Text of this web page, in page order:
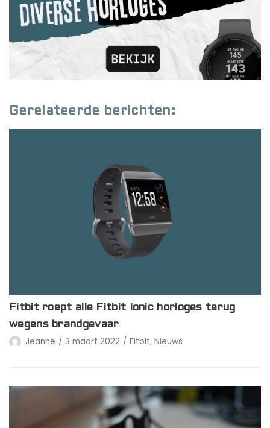
Gerelateerde berichten:
Fitbit roept alle Fitbit Ionic horloges terug
wegens brandgevaar
Jeanne 3 maart 2022 Fitbit, Nieuws